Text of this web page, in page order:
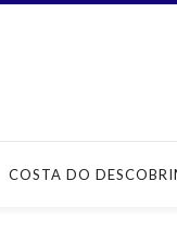
COSTA DO